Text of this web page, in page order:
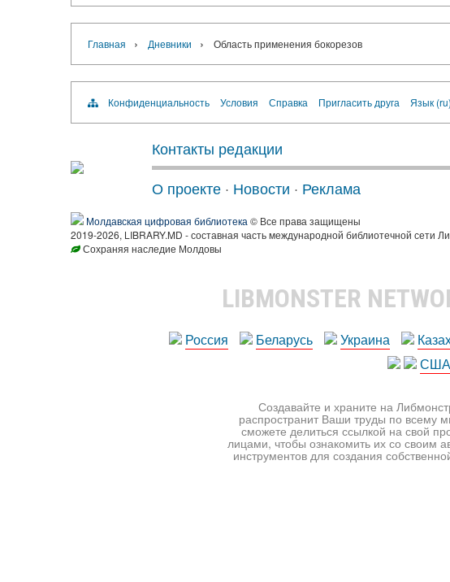
Главная › Дневники › Область применения бокорезов
Конфиденциальность Условия Справка Пригласить друга Язык (ru)
Контакты редакции
О проекте · Новости · Реклама
Молдавская цифровая библиотека © Все права защищены
2019-2026, LIBRARY.MD - составная часть международной библиотечной сети
Сохраняя наследие Молдовы
LIBMONSTER
Россия Беларусь Украина
Создавайте и храните на
распространит Ваши труды по всему
сможете делиться ссылкой на свой
лицами, чтобы ознакомить их со своим
инструментов для создания